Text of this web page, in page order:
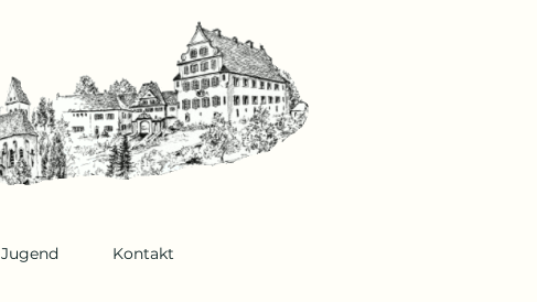
Jugend Kontakt